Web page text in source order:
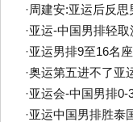
·周建安:亚运后反
·亚运-中国男排轻
·亚运男排9至16名
·奥运第五进不了亚
·亚运会-中国男排0-
·亚运中国男排胜泰